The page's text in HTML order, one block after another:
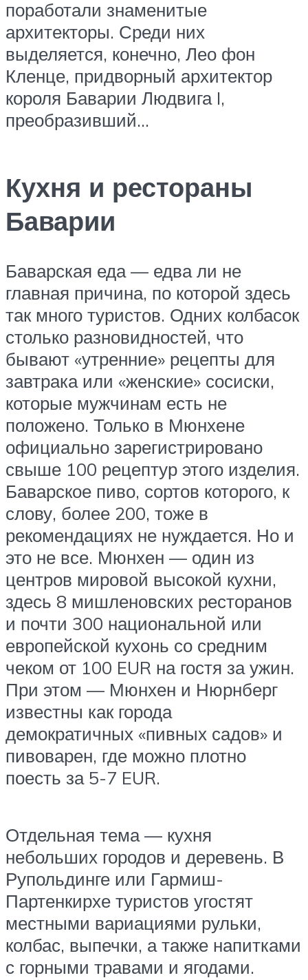
поработали знаменитые
архитекторы. Среди них
выделяется, конечно, Лео фон
Кленце, придворный архитектор
короля Баварии Людвига I,
преобразивший…
Кухня и рестораны
Баварии
Баварская еда — едва ли не
главная причина, по которой здесь
так много туристов. Одних колбасок
столько разновидностей, что
бывают «утренние» рецепты для
завтрака или «женские» сосиски,
которые мужчинам есть не
положено. Только в Мюнхене
официально зарегистрировано
свыше 100 рецептур этого изделия.
Баварское пиво, сортов которого, к
слову, более 200, тоже в
рекомендациях не нуждается. Но и
это не все. Мюнхен — один из
центров мировой высокой кухни,
здесь 8 мишленовских ресторанов
и почти 300 национальной или
европейской кухонь со средним
чеком от 100 EUR на гостя за ужин.
При этом — Мюнхен и Нюрнберг
известны как города
демократичных «пивных садов» и
пивоварен, где можно плотно
поесть за 5-7 EUR.
Отдельная тема — кухня
небольших городов и деревень. В
Рупольдинге или Гармиш-
Партенкирхе туристов угостят
местными вариациями рульки,
колбас, выпечки, а также напитками
с горными травами и ягодами.